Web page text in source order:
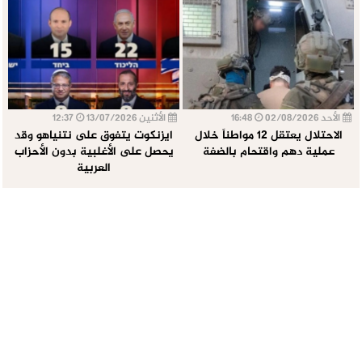
الأحد 02/08/2026
الاحتلال يعتقل 12 مواطناً خلال
عملية دهم واقتحام بالضفة
الأثنين 13/07/2026
ايزنكوت يتفوق على نتنياهو وقد
يحصل على الأغلبية بدون الأحزاب
العربية